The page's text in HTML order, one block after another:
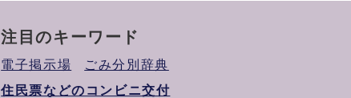
注目のキーワード
電子掲示場
ごみ分別辞典
住民票などのコンビニ交付